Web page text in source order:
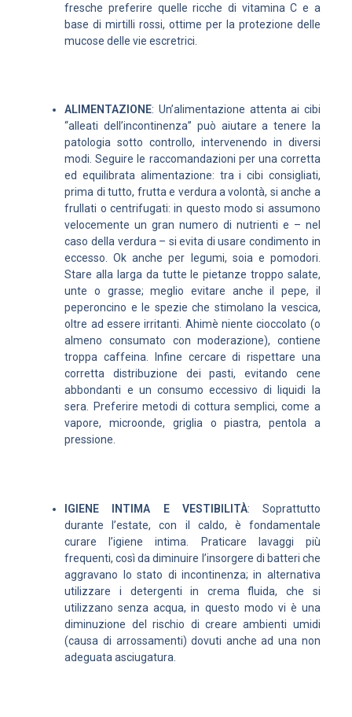
fresche preferire quelle ricche di vitamina C e a
base di mirtilli rossi, ottime per la protezione delle
mucose delle vie escretrici.
ALIMENTAZIONE: Un’alimentazione attenta ai cibi
“alleati dell’incontinenza” può aiutare a tenere la
patologia sotto controllo, intervenendo in diversi
modi. Seguire le raccomandazioni per una corretta
ed equilibrata alimentazione: tra i cibi consigliati,
prima di tutto, frutta e verdura a volontà, si anche a
frullati o centrifugati: in questo modo si assumono
velocemente un gran numero di nutrienti e – nel
caso della verdura – si evita di usare condimento in
eccesso. Ok anche per legumi, soia e pomodori.
Stare alla larga da tutte le pietanze troppo salate,
unte o grasse; meglio evitare anche il pepe, il
peperoncino e le spezie che stimolano la vescica,
oltre ad essere irritanti. Ahimè niente cioccolato (o
almeno consumato con moderazione), contiene
troppa caffeina. Infine cercare di rispettare una
corretta distribuzione dei pasti, evitando cene
abbondanti e un consumo eccessivo di liquidi la
sera. Preferire metodi di cottura semplici, come a
vapore, microonde, griglia o piastra, pentola a
pressione.
IGIENE INTIMA E VESTIBILITÀ: Soprattutto
durante l’estate, con il caldo, è fondamentale
curare l’igiene intima. Praticare lavaggi più
frequenti, così da diminuire l’insorgere di batteri che
aggravano lo stato di incontinenza; in alternativa
utilizzare i detergenti in crema fluida, che si
utilizzano senza acqua, in questo modo vi è una
diminuzione del rischio di creare ambienti umidi
(causa di arrossamenti) dovuti anche ad una non
adeguata asciugatura.